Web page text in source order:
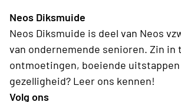
Neos Diksmuide
Neos Diksmuide is deel van Neos
van ondernemende senioren. Zin in
ontmoetingen, boeiende uitstappen
gezelligheid? Leer ons kennen!
Volg ons